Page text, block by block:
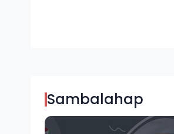
Sambalahap